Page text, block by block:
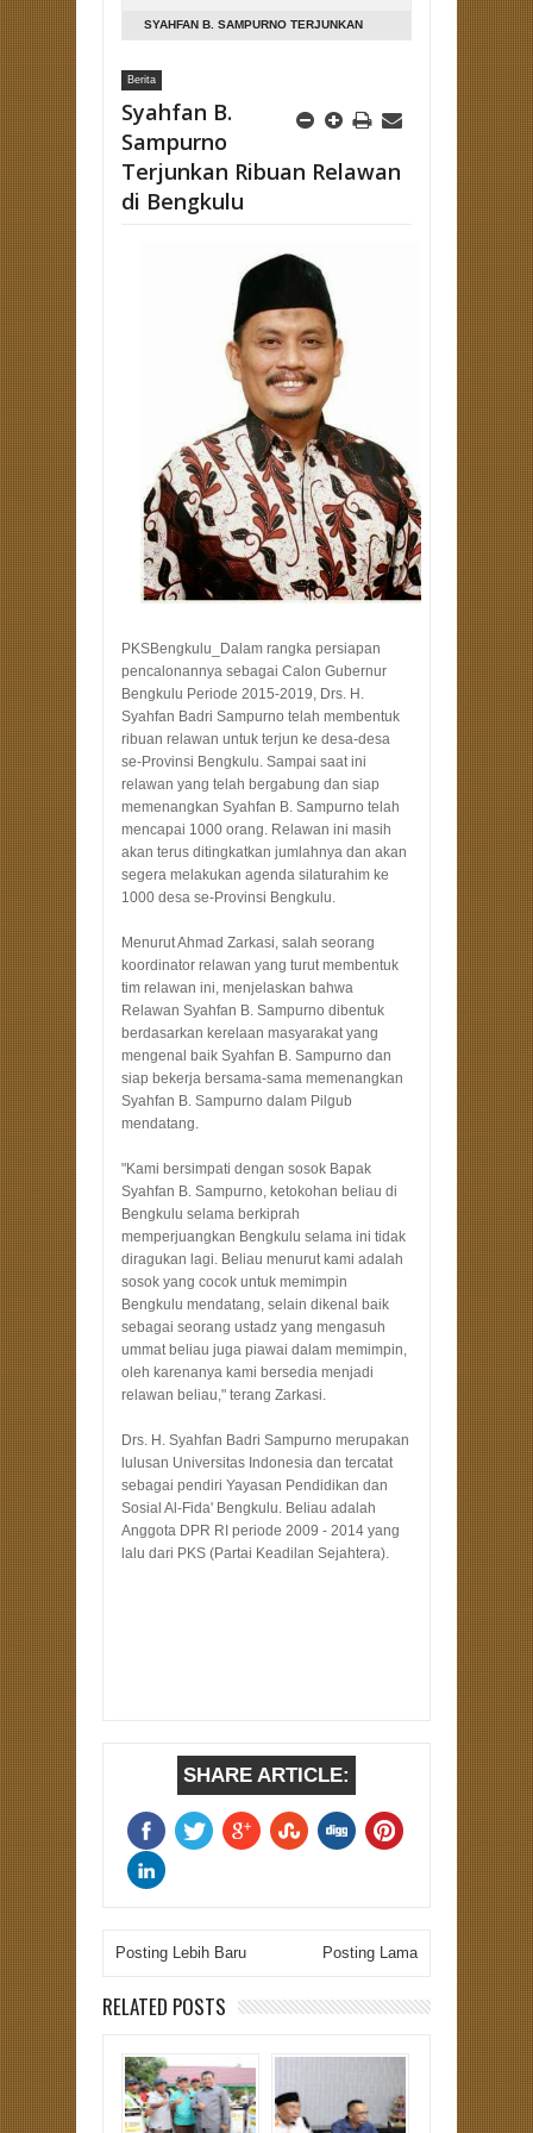
SYAHFAN B. SAMPURNO TERJUNKAN
Berita
Syahfan B.
Sampurno
Terjunkan Ribuan Relawan
di Bengkulu
PKSBengkulu_Dalam rangka persiapan
pencalonannya sebagai Calon Gubernur
Bengkulu Periode 2015-2019, Drs. H.
Syahfan Badri Sampurno telah membentuk
ribuan relawan untuk terjun ke desa-desa
se-Provinsi Bengkulu. Sampai saat ini
relawan yang telah bergabung dan siap
memenangkan Syahfan B. Sampurno telah
mencapai 1000 orang. Relawan ini masih
akan terus ditingkatkan jumlahnya dan akan
segera melakukan agenda silaturahim ke
1000 desa se-Provinsi Bengkulu.
Menurut Ahmad Zarkasi, salah seorang
koordinator relawan yang turut membentuk
tim relawan ini, menjelaskan bahwa
Relawan Syahfan B. Sampurno dibentuk
berdasarkan kerelaan masyarakat yang
mengenal baik Syahfan B. Sampurno dan
siap bekerja bersama-sama memenangkan
Syahfan B. Sampurno dalam Pilgub
mendatang.
"Kami bersimpati dengan sosok Bapak
Syahfan B. Sampurno, ketokohan beliau di
Bengkulu selama berkiprah
memperjuangkan Bengkulu selama ini tidak
diragukan lagi. Beliau menurut kami adalah
sosok yang cocok untuk memimpin
Bengkulu mendatang, selain dikenal baik
sebagai seorang ustadz yang mengasuh
ummat beliau juga piawai dalam memimpin,
oleh karenanya kami bersedia menjadi
relawan beliau," terang Zarkasi.
Drs. H. Syahfan Badri Sampurno merupakan
lulusan Universitas Indonesia dan tercatat
sebagai pendiri Yayasan Pendidikan dan
Sosial Al-Fida' Bengkulu. Beliau adalah
Anggota DPR RI periode 2009 - 2014 yang
lalu dari PKS (Partai Keadilan Sejahtera).
SHARE ARTICLE:
Posting Lebih Baru Posting Lama
RELATED POSTS